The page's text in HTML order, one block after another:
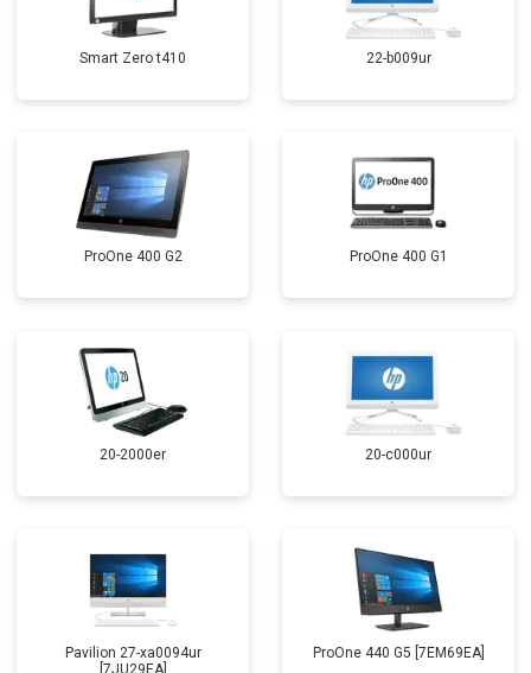
Smart Zero t410 22-b009ur
ProOne 400 G2 ProOne 400 G1
20-2000er 20-c000ur
Pavilion 27-xa0094ur
[7JU29EA]
ProOne 440 G5 [7EM69EA]